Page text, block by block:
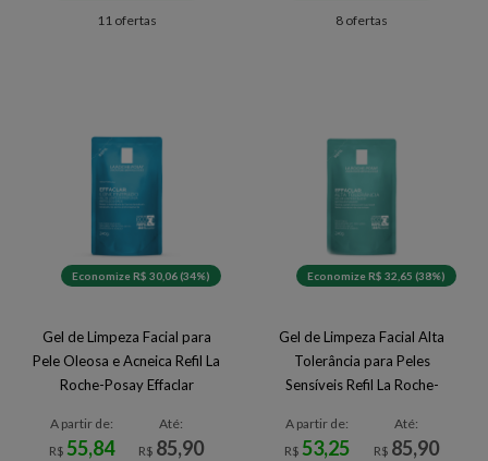
11 ofertas 8 ofertas
Economize R$ 30,06 (34%)
Gel de Limpeza Facial para
Pele Oleosa e Acneica Refil La
Roche-Posay Effaclar
A partir de:
R$55,84
Até:
R$ 85,90
Economize R$ 32,65 (38%)
Gel de Limpeza Facial Alta
Tolerância para Peles
Sensíveis Refil La Roche-
A partir de:
R$53,25
Até:
R$ 85,90